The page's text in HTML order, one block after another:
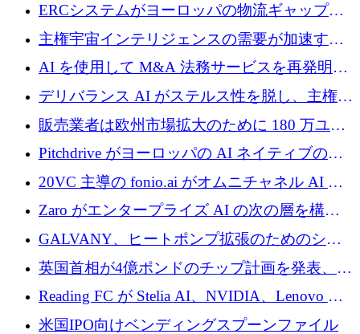
レシード資金を獲得
ERCシステムがヨーロッパの物流ギャップを
埋めるために設計された重量物運搬用eVTOL
であるVictorを発表
主権宇宙インテリジェンスの需要が加速する
中、ICEYEは評価額100億ユーロ以上で4億
AI を使用して M&A 法務サービスを再発明す
るために 110 万ユーロを適切に確保
デリバランス AI がステルス性を脱し、主権の
あるエンタープライズ AI を強化
販売業者は欧州市場拡大のために 180 万ユー
ロを確保
Pitchdrive がヨーロッパの AI ネイティブの創
業者を支援するために 6,000 万ユーロを調達
20VC 主導の fonio.ai がオムニチャネル AI プ
ラットフォームのために 1,700 万ドルを調達
Zaro がエンタープライズ AI の次の層を構築
するために 510 万ドルを獲得
GALVANY、ヒートポンプ拡張のためのシー
ドラウンドで1,000万ユーロを確保
英国首相が4億ポンドのチップ計画を発表、英
国の新興企業は「ここで拡大」し「ここに留
まる」
Reading FC が Stelia AI、NVIDIA、Lenovo と
協力して AI Center of Excellence を立ち上げ
米国IPO向けベンディングスプーンファイル